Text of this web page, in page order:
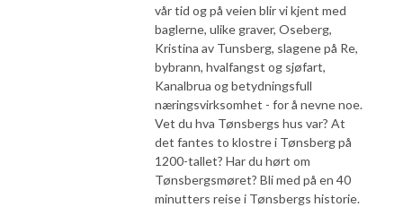
vår tid og på veien blir vi kjent med
baglerne, ulike graver, Oseberg,
Kristina av Tunsberg, slagene på Re,
bybrann, hvalfangst og sjøfart,
Kanalbrua og betydningsfull
næringsvirksomhet - for å nevne noe.
Vet du hva Tønsbergs hus var? At
det fantes to klostre i Tønsberg på
1200-tallet? Har du hørt om
Tønsbergsmøret? Bli med på en 40
minutters reise i Tønsbergs historie.